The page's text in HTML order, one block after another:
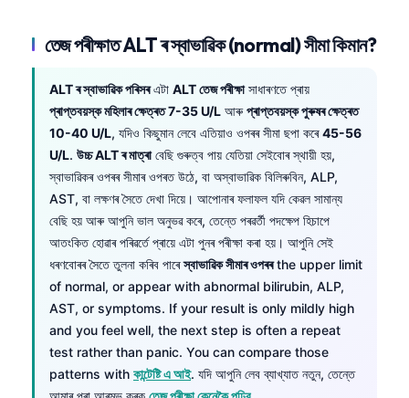
তেজ পৰীক্ষাত ALT ৰ স্বাভাৱিক (normal) সীমা কিমান?
ALT ৰ স্বাভাৱিক পৰিসৰএটা ALT তেজ পৰীক্ষাসাধাৰণতে প্ৰায়
প্ৰাপ্তবয়স্ক মহিলাৰ ক্ষেত্ৰত 7-35 U/L আৰুপ্ৰাপ্তবয়স্ক পুৰুষৰ ক্ষেত্ৰত
10-40 U/L, যদিও কিছুমান লেবে এতিয়াও ওপৰৰ সীমা ছপা কৰে45-56
U/L. উচ্চ ALT ৰ মাত্ৰাবেছি গুৰুত্ব পায় যেতিয়া সেইবোৰ স্থায়ী হয়,
স্বাভাৱিকৰ ওপৰৰ সীমাৰ ওপৰত উঠে, বা অস্বাভাৱিক বিলিৰুবিন, ALP,
AST, বা লক্ষণৰ সৈতে দেখা দিয়ে। আপোনাৰ ফলাফল যদি কেৱল সামান্য
বেছি হয় আৰু আপুনি ভাল অনুভৱ কৰে, তেন্তে পৰৱৰ্তী পদক্ষেপ হিচাপে
আতংকিত হোৱাৰ পৰিৱর্তে প্ৰায়ে এটা পুনৰ পৰীক্ষা কৰা হয়। আপুনি সেই
ধৰণবোৰৰ সৈতে তুলনা কৰিব পাৰেস্বাভাৱিক সীমাৰ ওপৰৰthe upper limit
of normal, or appear with abnormal bilirubin, ALP,
AST, or symptoms. If your result is only mildly high
and you feel well, the next step is often a repeat
test rather than panic. You can compare those
patterns with কান্টেষ্টি এ আই. যদি আপুনি লেব ব্যাখ্যাত নতুন, তেন্তে